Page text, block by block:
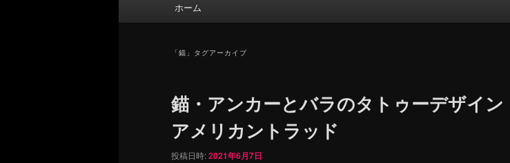
ホーム
「錨 」タグアーカイブ
錨・アンカーとバラのタトゥーデザイン
アメリカントラッド
投稿日時:2021年6月7日